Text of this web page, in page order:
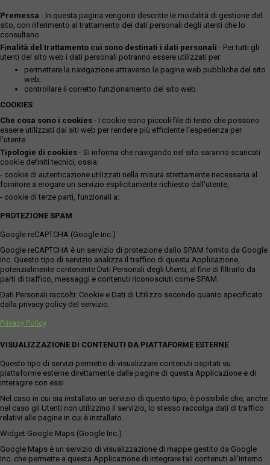
Premessa - In questa pagina vengono descritte le modalità di gestione del
sito, con riferimento al trattamento dei dati personali degli utenti che lo
consultano.
Finalità del trattamento cui sono destinati i dati personali - Per tutti gli
utenti del sito web i dati personali potranno essere utilizzati per:
permettere la navigazione attraverso le pagine web pubbliche del sito
web;
controllare il corretto funzionamento del sito web.
COOKIES
Che cosa sono i cookies - I cookie sono piccoli file di testo che possono
essere utilizzati dai siti web per rendere più efficiente l'esperienza per
l'utente.
Tipologie di cookies - Si informa che navigando nel sito saranno scaricati
cookie definiti tecnici, ossia:
- cookie di autenticazione utilizzati nella misura strettamente necessaria al
fornitore a erogare un servizio esplicitamente richiesto dall'utente;
- cookie di terze parti, funzionali a:
PROTEZIONE SPAM
Google reCAPTCHA (Google Inc.)
Google reCAPTCHA è un servizio di protezione dallo SPAM fornito da Google
Inc. Questo tipo di servizio analizza il traffico di questa Applicazione,
potenzialmente contenente Dati Personali degli Utenti, al fine di filtrarlo da
parti di traffico, messaggi e contenuti riconosciuti come SPAM.
Dati Personali raccolti: Cookie e Dati di Utilizzo secondo quanto specificato
dalla privacy policy del servizio.
Privacy Policy
VISUALIZZAZIONE DI CONTENUTI DA PIATTAFORME ESTERNE
Questo tipo di servizi permette di visualizzare contenuti ospitati su
piattaforme esterne direttamente dalle pagine di questa Applicazione e di
interagire con essi.
Nel caso in cui sia installato un servizio di questo tipo, è possibile che, anche
nel caso gli Utenti non utilizzino il servizio, lo stesso raccolga dati di traffico
relativi alle pagine in cui è installato.
Widget Google Maps (Google Inc.)
Google Maps è un servizio di visualizzazione di mappe gestito da Google
Inc. che permette a questa Applicazione di integrare tali contenuti all'interno